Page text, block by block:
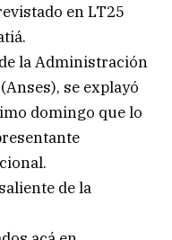
en LT25
la Administración
se explayó
domingo que lo
de la